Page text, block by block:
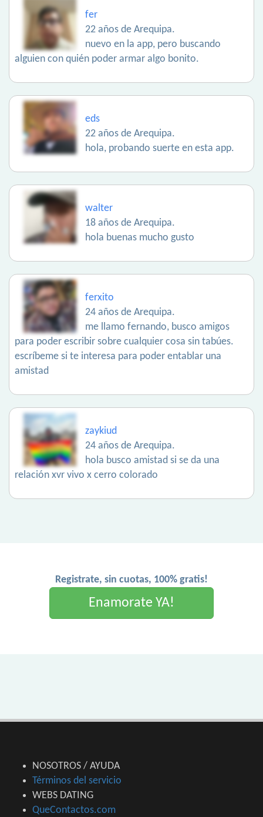
fer
22 años de Arequipa.
nuevo en la app, pero buscando
alguien con quién poder armar algo bonito.
eds
22 años de Arequipa.
hola, probando suerte en esta app.
walter
18 años de Arequipa.
hola buenas mucho gusto
ferxito
24 años de Arequipa.
me llamo fernando, busco amigos
para poder escribir sobre cualquier cosa sin tabúes.
escríbeme si te interesa para poder entablar una
amistad
zaykiud
24 años de Arequipa.
hola busco amistad si se da una
relación xvr vivo x cerro colorado
Registrate, sin cuotas, 100% gratis!
Enamorate YA!
NOSOTROS / AYUDA
Términos del servicio
WEBS DATING
QueContactos.com